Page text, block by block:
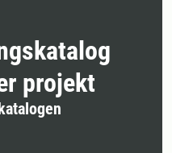
projekt